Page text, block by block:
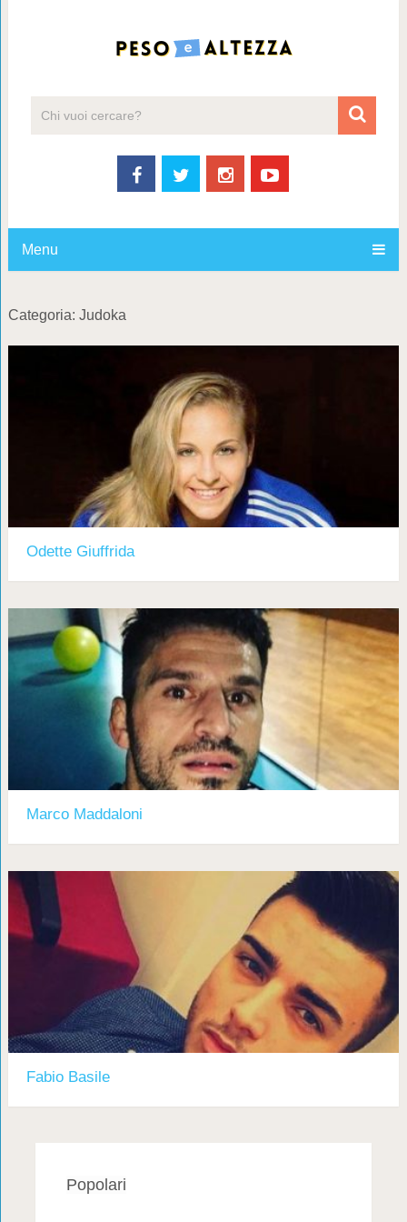
Menu
Categoria: Judoka
Odette Giuffrida
Marco Maddaloni
Fabio Basile
Popolari